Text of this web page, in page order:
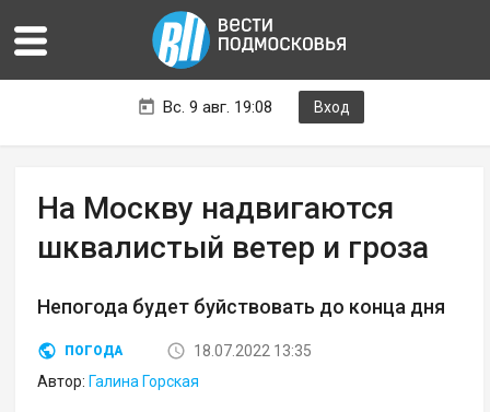
Вс. 9 авг. 19:08 Вход
На Москву надвигаются
шквалистый ветер и гроза
Непогода будет буйствовать до конца дня
ПОГОДА
18.07.2022 13:35
Автор: Галина Горская